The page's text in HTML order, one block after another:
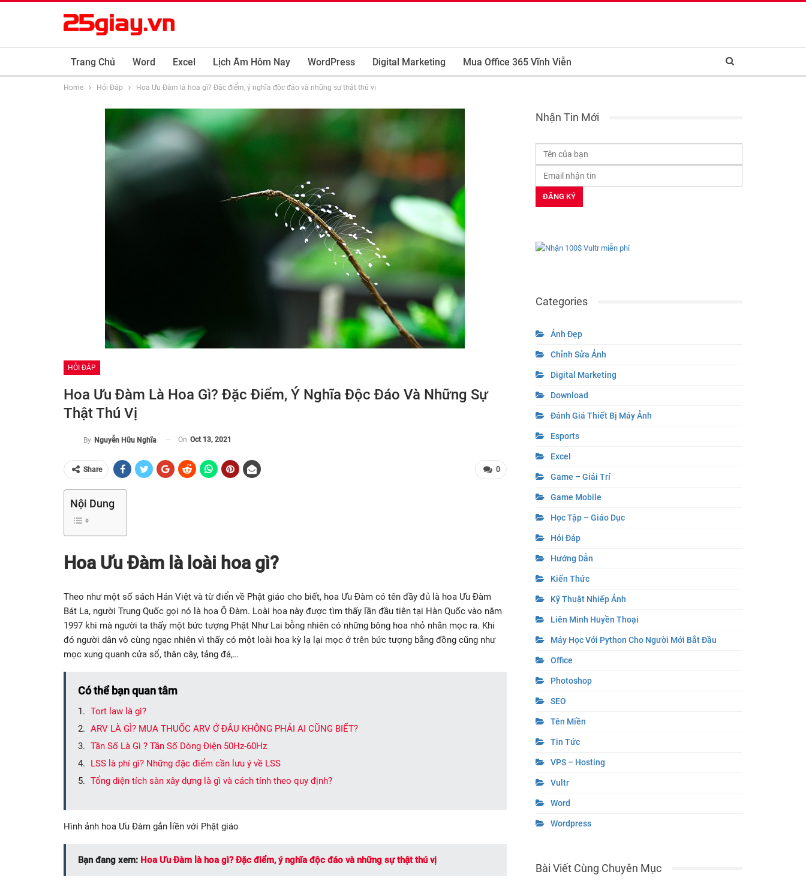
Trang Chủ Word Excel Lịch Âm Hôm Nay WordPress Digital Marketing Mua Office 365 Vĩnh Viễn
Home Hỏi Đáp Hoa Ưu Đàm là hoa gì? Đặc điểm, ý nghĩa độc đáo và những sự thật thú vị
HỎI ĐÁP
Hoa Ưu Đàm Là Hoa Gì? Đặc Điểm, Ý Nghĩa Độc Đáo Và Những Sự
Thật Thú Vị
By Nguyễn Hữu Nghĩa On Oct 13, 2021
0
Share
Nội Dung
Hoa Ưu Đàm là loài hoa gì?
Theo như một số sách Hán Việt và từ điển về Phật giáo cho biết, hoa Ưu Đàm có tên đầy đủ là hoa Ưu Đàm
Bát La, người Trung Quốc gọi nó là hoa Ô Đàm. Loài hoa này được tìm thấy lần đầu tiên tại Hàn Quốc vào năm
1997 khi mà người ta thấy một bức tượng Phật Như Lai bỗng nhiên có những bông hoa nhỏ nhắn mọc ra. Khi
đó người dân vô cùng ngạc nhiên vì thấy có một loài hoa kỳ lạ lại mọc ở trên bức tượng bằng đồng cũng như
mọc xung quanh cửa sổ, thân cây, tảng đá,…
Có thể bạn quan tâm
Tort law là gì?
ARV LÀ GÌ? MUA THUỐC ARV Ở ĐÂU KHÔNG PHẢI AI CŨNG BIẾT?
Tần Số Là Gì ? Tần Số Dòng Điện 50Hz-60Hz
LSS là phí gì? Những đặc điểm cần lưu ý về LSS
Tổng diện tích sàn xây dựng là gì và cách tính theo quy định?
Hình ảnh hoa Ưu Đàm gắn liền với Phật giáo
Bạn đang xem: Hoa Ưu Đàm là hoa gì? Đặc điểm, ý nghĩa độc đáo và những sự thật thú vị
Nhận Tin Mới
Categories
Ảnh Đẹp
Chỉnh Sửa Ảnh
Digital Marketing
Download
Đánh Giá Thiết Bị Máy Ảnh
Esports
Excel
Game – Giải Trí
Game Mobile
Học Tập – Giáo Dục
Hỏi Đáp
Hướng Dẫn
Kiến Thức
Kỹ Thuật Nhiếp Ảnh
Liên Minh Huyền Thoại
Máy Học Với Python Cho Người Mới Bắt Đầu
Office
Photoshop
SEO
Tên Miền
Tin Tức
VPS – Hosting
Vultr
Word
Wordpress
Bài Viết Cùng Chuyên Mục